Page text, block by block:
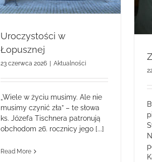
Uroczystości w
Łopusznej
23 czerwca 2026 Aktualności
„Wiele w życiu musimy. Ale nie
musimy czynić zła” – te słowa
ks. Józefa Tischnera patronują
obchodom 26. rocznicy jego [...]
Read More